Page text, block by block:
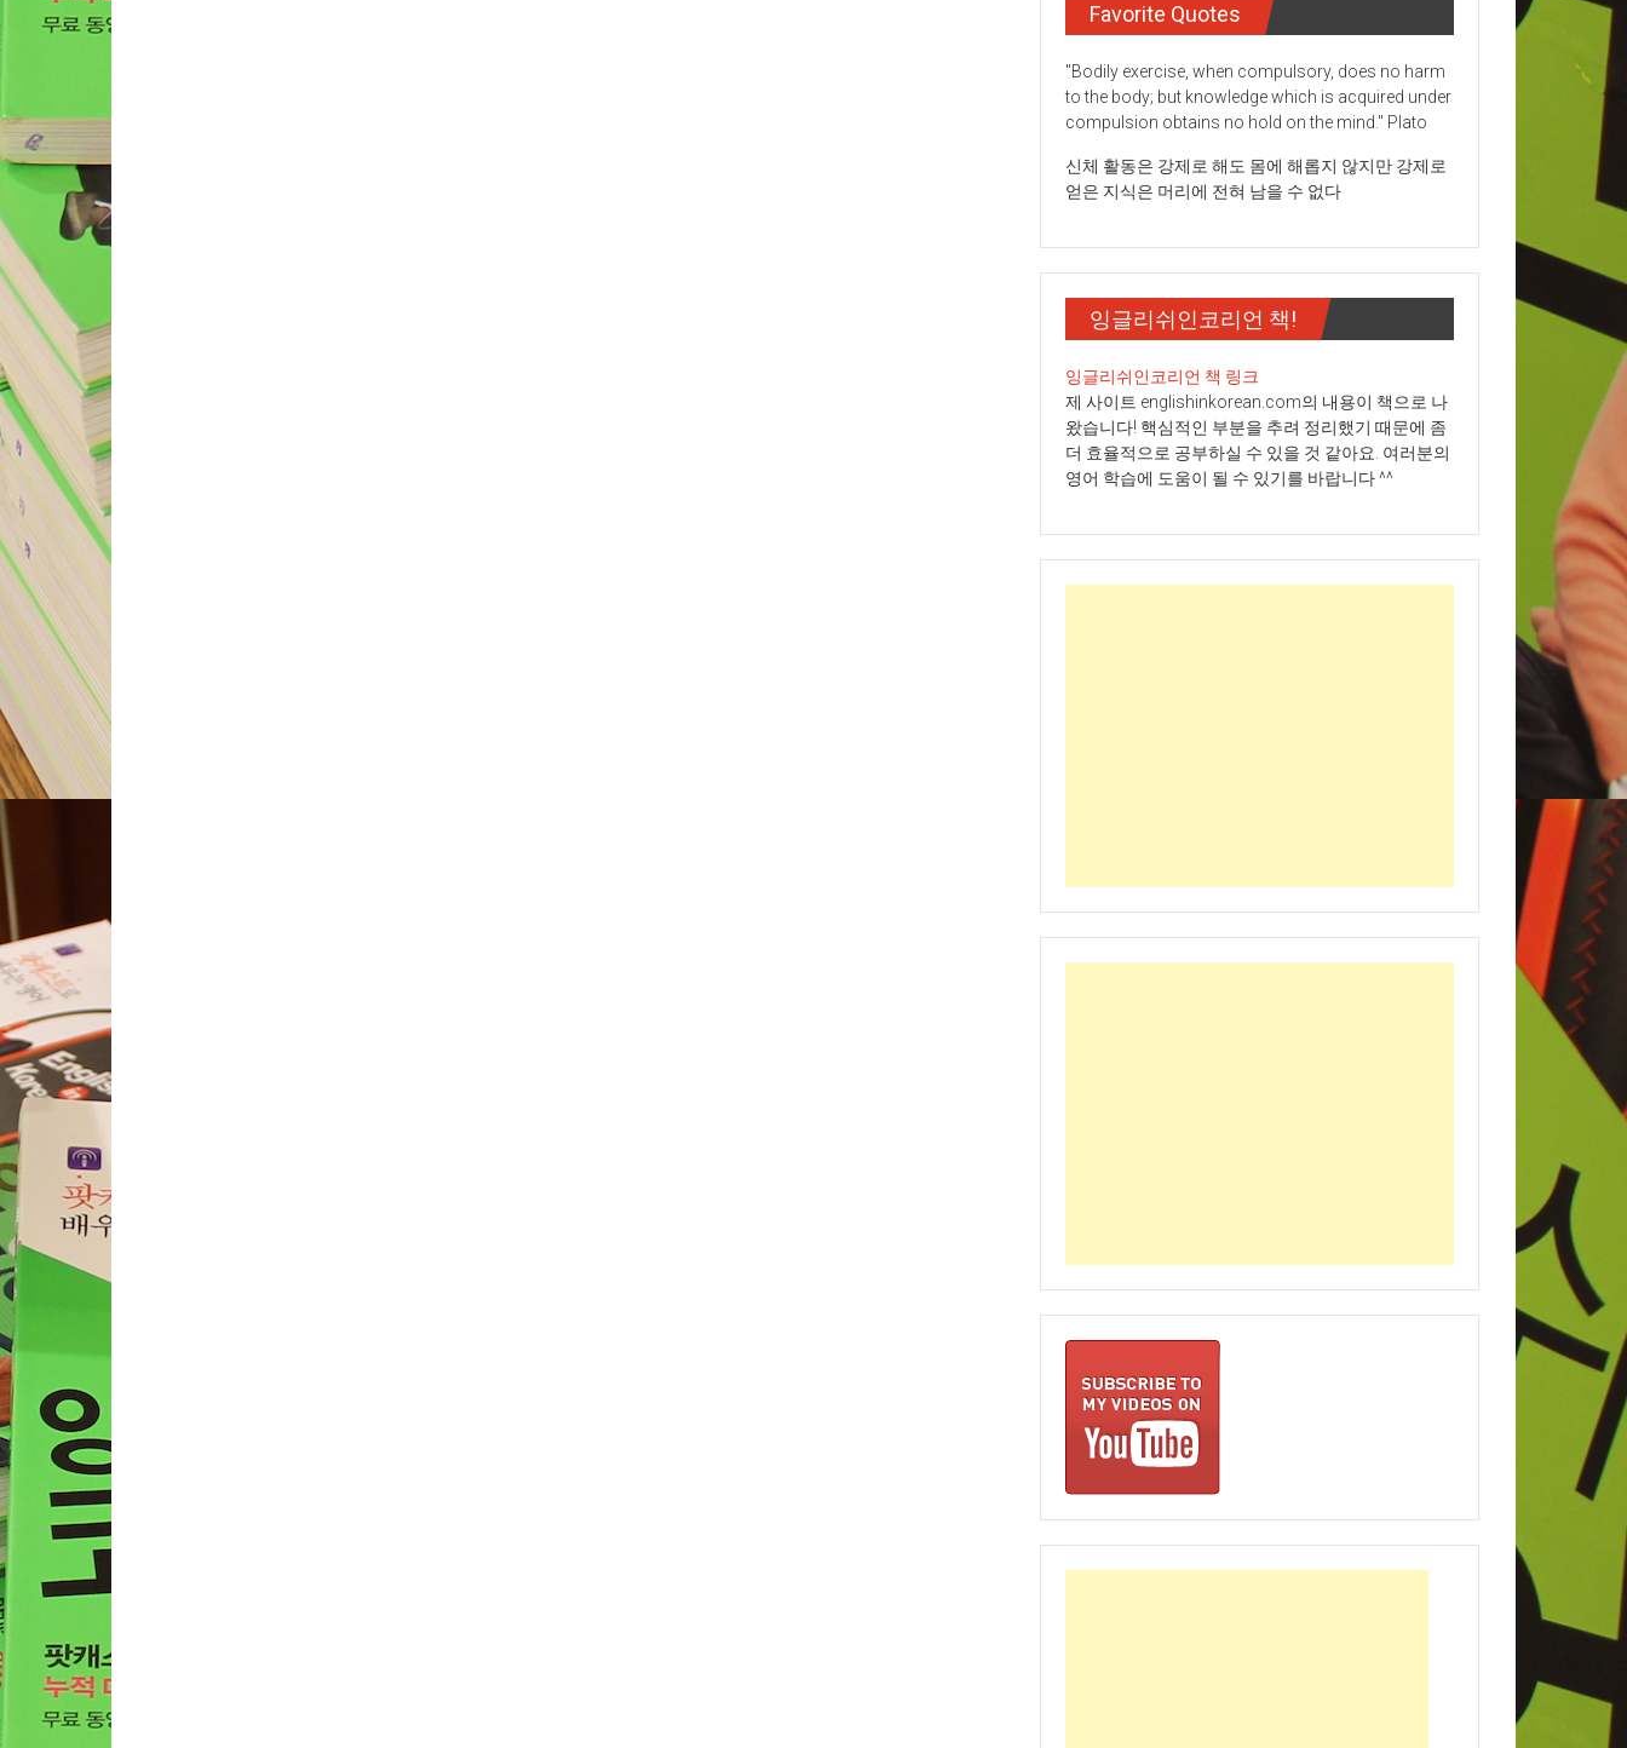
Favorite Quotes
"Bodily exercise, when compulsory, does no harm
to the body; but knowledge which is acquired under
compulsion obtains no hold on the mind." Plato
신체 활동은 강제로 해도 몸에 해롭지 않지만 강제로
얻은 지식은 머리에 전혀 남을 수 없다
잉글리쉬인코리언 책!
잉글리쉬인코리언 책 링크
제 사이트 englishinkorean.com의 내용이 책으로 나
왔습니다! 핵심적인 부분을 추려 정리했기 때문에 좀
더 효율적으로 공부하실 수 있을 것 같아요. 여러분의
영어 학습에 도움이 될 수 있기를 바랍니다 ^^